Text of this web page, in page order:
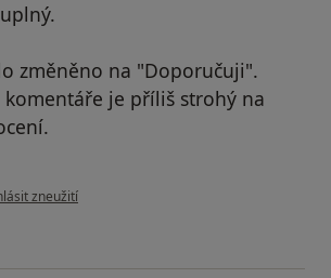
změněno na "Doporučuji".
komentáře je příliš strohý na
názoru uživatele Vlada
zneužití